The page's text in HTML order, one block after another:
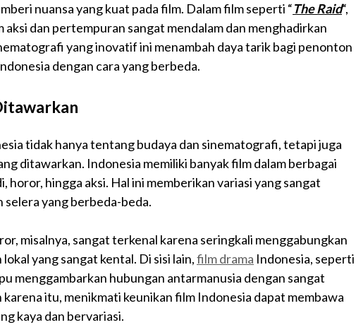
nuansa yang kuat pada film. Dalam film seperti “The Raid“,
aksi dan pertempuran sangat mendalam dan menghadirkan
yang inovatif ini menambah daya tarik bagi penonton
dengan cara yang berbeda.
tidak hanya tentang budaya dan sinematografi, tetapi juga
ditawarkan. Indonesia memiliki banyak film dalam berbagai
horor, hingga aksi. Hal ini memberikan variasi yang sangat
yang berbeda-beda.
misalnya, sangat terkenal karena seringkali menggabungkan
yang sangat kental. Di sisi lain,film drama Indonesia, seperti
menggambarkan hubungan antarmanusia dengan sangat
karena itu, menikmati keunikan film Indonesia dapat membawa
kaya dan bervariasi.